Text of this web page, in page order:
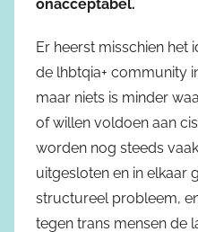
onacceptabel.
Er heerst misschien het
de lhbtqia+ community
maar niets is minder
of willen voldoen aan
worden nog steeds
uitgesloten en in elkaar
structureel probleem,
tegen trans mensen de